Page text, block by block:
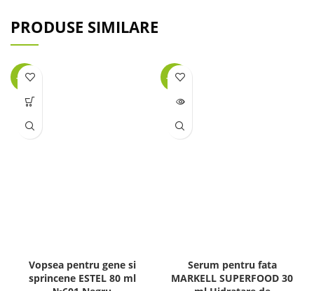
PRODUSE SIMILARE
-32%
Vopsea pentru gene si
sprincene ESTEL 80 ml
-45%
LIPSĂ
Serum pentru fata
MARKELL SUPERFOOD 30